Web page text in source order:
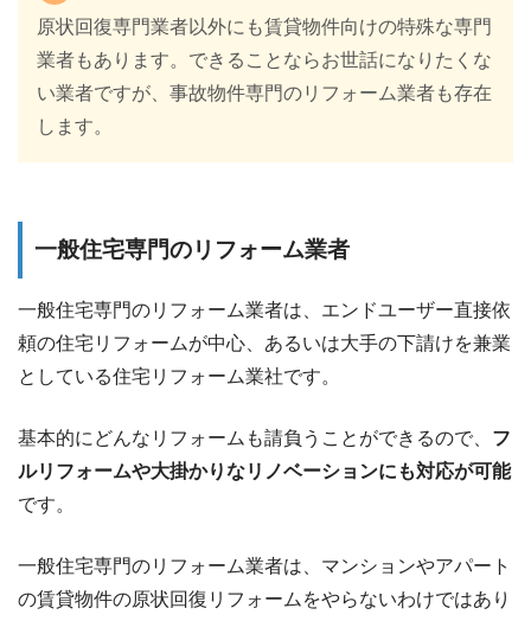
原状回復専門業者以外にも賃貸物件向けの特殊な専門
業者もあります。できることならお世話になりたくな
い業者ですが、事故物件専門のリフォーム業者も存在
します。
一般住宅専門のリフォーム業者
一般住宅専門のリフォーム業者は、エンドユーザー直接依
頼の住宅リフォームが中心、あるいは大手の下請けを兼業
としている住宅リフォーム業社です。
基本的にどんなリフォームも請負うことができるので、 フ
ルリフォームや大掛かりなリノベーションにも対応が可能
です。
一般住宅専門のリフォーム業者は、マンションやアパート
の賃貸物件の原状回復リフォームをやらないわけではあり